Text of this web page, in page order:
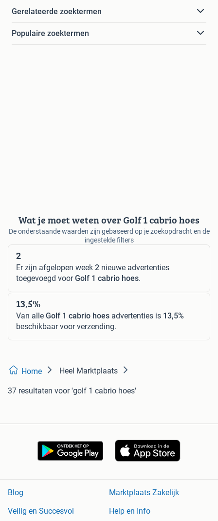
Gerelateerde zoektermen
Populaire zoektermen
Wat je moet weten over Golf 1 cabrio hoes
De onderstaande waarden zijn gebaseerd op je zoekopdracht en de
ingestelde filters
2
Er zijn afgelopen week 2 nieuwe advertenties
toegevoegd voorGolf 1 cabrio hoes.
13,5%
Van alle Golf 1 cabrio hoes advertenties is 13,5%
beschikbaar voor verzending.
Home Heel Marktplaats
37 resultaten voor 'golf 1 cabrio hoes'
Blog
Marktplaats Zakelijk
Veilig en Succesvol
Help en Info